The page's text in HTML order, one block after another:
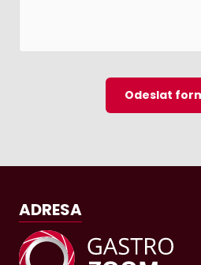
Odeslat
ADRESA